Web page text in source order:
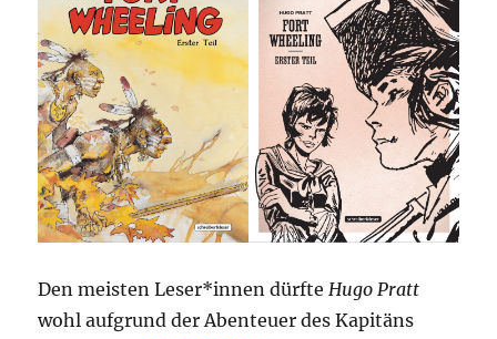
Den meisten Leser*innen dürfteHugo Pratt
wohl aufgrund der Abenteuer des Kapitäns